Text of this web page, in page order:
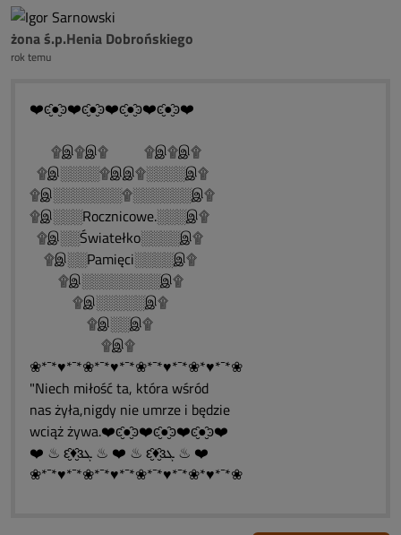
żona ś.p.Henia Dobrońskiego
rok temu
❤️ͼ̮̑●̮̑ͽ❤️ͼ̮̑●̮̑ͽ❤️ͼ̮̑●̮̑ͽ❤️ͼ̮̑●̮̑ͽ❤️
۩இ۩இ۩ ۩இ۩இ۩
۩இ░░░░۩இஇ۩░░░░இ۩
۩இ░░░░░░░۩░░░░░░இ۩
۩இ░░░Rocznicowe.░░░இ۩
۩இ░░Światełko░░░░இ۩
۩இ░░Pamięci░░░░இ۩
۩இ░░░░░░░░இ۩
۩இ░░░░░இ۩
۩இ░░இ۩
۩இ۩
❀*¯*♥*¯*❀*¯*♥*¯*❀*¯*♥*¯*❀*♥*¯*❀
"Niech miłość ta, która wśród
nas żyła,nigdy nie umrze i będzie
wciąż żywa.❤️ͼ̮̑●̮̑ͽ❤️ͼ̮̑●̮̑ͽ❤️ͼ̮̑●̮̑ͽ❤️
❤️ ♨ ԑ̮̑♦̮̑ɜܓ ♨ ❤️ ♨ ԑ̮̑♦̮̑ɜܓ ♨ ❤️
❀*¯*♥*¯*❀*¯*♥*¯*❀*¯*♥*¯*❀*♥*¯*❀